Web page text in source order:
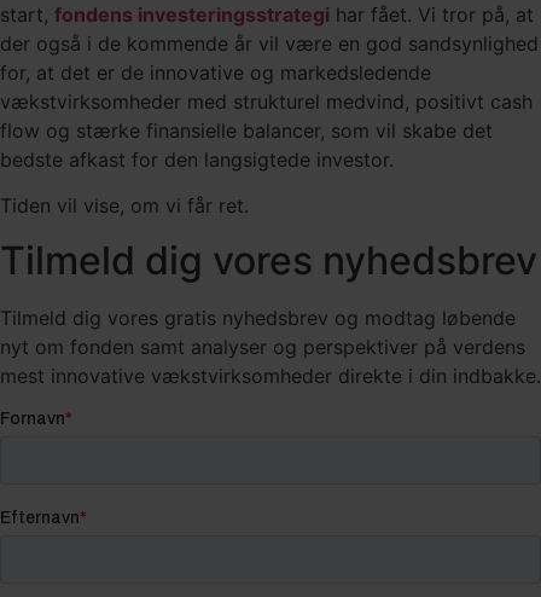
start, fondens investeringsstrategi har fået. Vi tror på, at
der også i de kommende år vil være en god sandsynlighed
for, at det er de innovative og markedsledende
vækstvirksomheder med strukturel medvind, positivt cash
flow og stærke finansielle balancer, som vil skabe det
bedste afkast for den langsigtede investor.
Tiden vil vise, om vi får ret.
Tilmeld dig vores nyhedsbrev
Tilmeld dig vores gratis nyhedsbrev og modtag løbende
nyt om fonden samt analyser og perspektiver på verdens
mest innovative vækstvirksomheder direkte i din indbakke.